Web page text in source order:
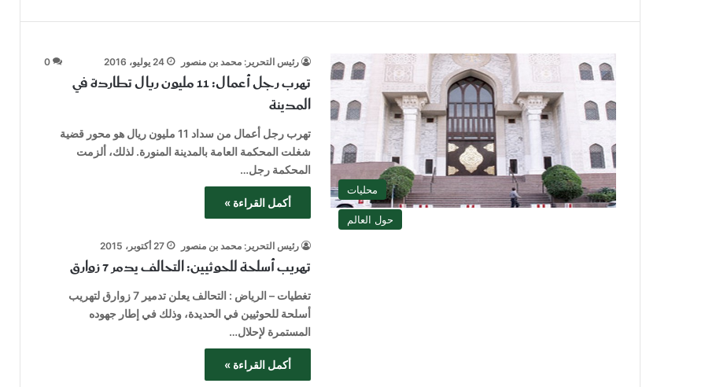
محليات
رئيس التحرير: محمد بن منصور 24 يوليو، 2016 0
تهرب رجل أعمال: 11 مليون ريال تطاردة في
المدينة
تهرب رجل أعمال من سداد 11 مليون ريال هو محور قضية
شغلت المحكمة العامة بالمدينة المنورة. لذلك، ألزمت
المحكمة رجل…
أكمل القراءة »
حول العالم
رئيس التحرير: محمد بن منصور 27 أكتوبر، 2015
تهريب أسلحة للحوثيين: التحالف يدمر 7 زوارق
تغطيات – الرياض : التحالف يعلن تدمير 7 زوارق لتهريب
أسلحة للحوثيين في الحديدة، وذلك في إطار جهوده
المستمرة لإحلال…
أكمل القراءة »